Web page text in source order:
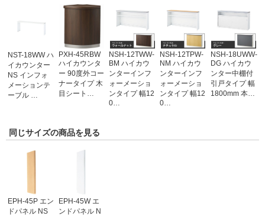
NST-18WW ハ
イカウンター
NS インフォ
メーションテ
ーブル …
PXH-45RBW
ハイカウンタ
ー 90度外コー
ナータイプ 木
目シート…
NSH-12TWW-
BM ハイカウ
ンターインフ
ォーメーショ
ンタイプ 幅12
0…
NSH-12TPW-
NM ハイカウ
ンターインフ
ォーメーショ
ンタイプ 幅12
0…
NSH-18UWW-
DG ハイカウ
ンター中棚付
引戸タイプ 幅
1800mm 本…
同じサイズの商品を見る
EPH-45P エン
ドパネル NS
EPH-45W エ
ンドパネル N